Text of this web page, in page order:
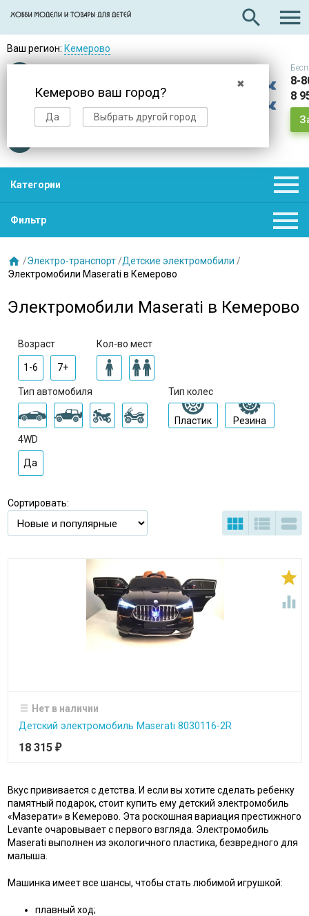
search 
Ваш регион: Кемерово
✖
Кемерово ваш город?
Да Выбрать другой город
Доставкав день заказа
8-
8
Категории 
Фильтр 
 /Электро-транспорт /Детские электромобили /
Электромобили Maserati в Кемерово
Электромобили Maserati в Кемерово
Возраст
1-6 7+
Кол-во мест
Тип автомобиля Тип колес
Пластик
Резина
4WD
Да
Сортировать:
  


Нет в наличии
Детский электромобиль Maserati 8030116-2R
18 315 ₽
Вкус прививается с детства. И если вы хотите сделать ребенку
памятный подарок, стоит купить ему детский электромобиль
«Мазерати» в Кемерово. Эта роскошная вариация престижного
Levante очаровывает с первого взгляда. Электромобиль
Maserati выполнен из экологичного пластика, безвредного для
малыша.
Машинка имеет все шансы, чтобы стать любимой игрушкой:
плавный ход;